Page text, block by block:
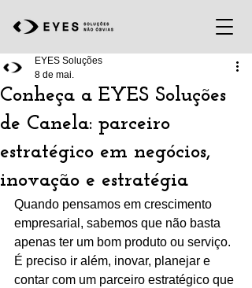
Conheça a EYES Soluções
de Canela: parceiro
estratégico em negócios,
inovação e estratégia
EYES Soluções
8 de mai.
Quando pensamos em crescimento
empresarial, sabemos que não basta
apenas ter um bom produto ou serviço.
É preciso ir além, inovar, planejar e
contar com um parceiro estratégico que